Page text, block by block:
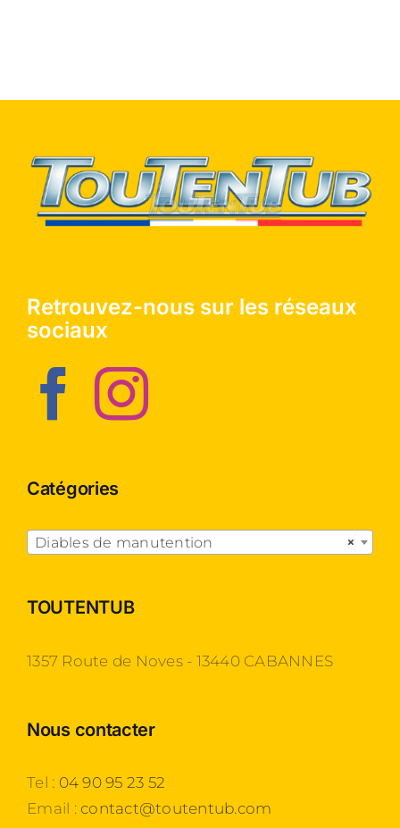
Retrouvez-nous sur les réseaux
sociaux
Catégories
×
Diables de manutention
TOUTENTUB
1357 Route de Noves - 13440 CABANNES
Nous contacter
Tel : 04 90 95 23 52
Email :contact@toutentub.com